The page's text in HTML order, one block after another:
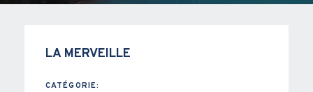
LA MERVEILLE
CATÉGORIE: